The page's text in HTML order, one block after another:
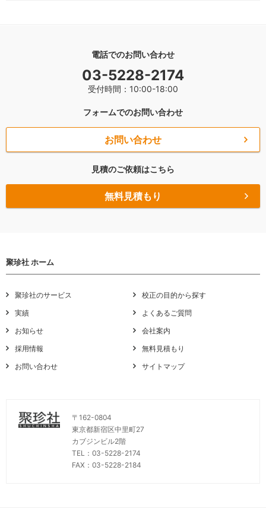
電話でのお問い合わせ
03-5228-2174
受付時間：10:00-18:00
フォームでのお問い合わせ
お問い合わせ
見積のご依頼はこちら
無料見積もり
聚珍社 ホーム
聚珍社のサービス
校正の目的から探す
実績
よくあるご質問
お知らせ
会社案内
採用情報
無料見積もり
お問い合わせ
サイトマップ
〒162-0804
東京都新宿区中里町27
カブジンビル2階
TEL：03-5228-2174
FAX：03-5228-2184